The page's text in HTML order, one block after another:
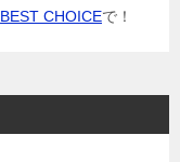
BEST CHOICEで！